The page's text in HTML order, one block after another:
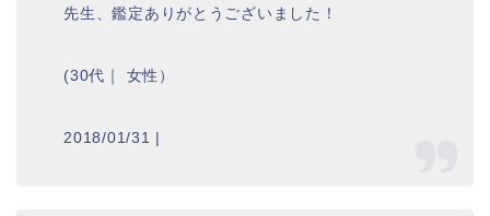
先生、鑑定ありがとうございました！
(30代｜ 女性）
2018/01/31 |